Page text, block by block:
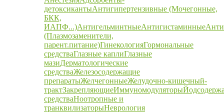
детоксикантыАнтигипертензивные (Мочегонные,
БКК,
ИАПФ...)АнтигельминтныеАнтигистаминные
(Плазмозаменители,
парент.питание)ГинекологияГормональные
средстваГлазные каплиГлазные
мазиДерматологические
средстваЖелезосодержащие
препаратыЖелчегонныеЖелудочно-кишечный-
трактЗакрепляющиеИммуномодуляторы
средстваНоотропные и
транквилизаторыНеврология